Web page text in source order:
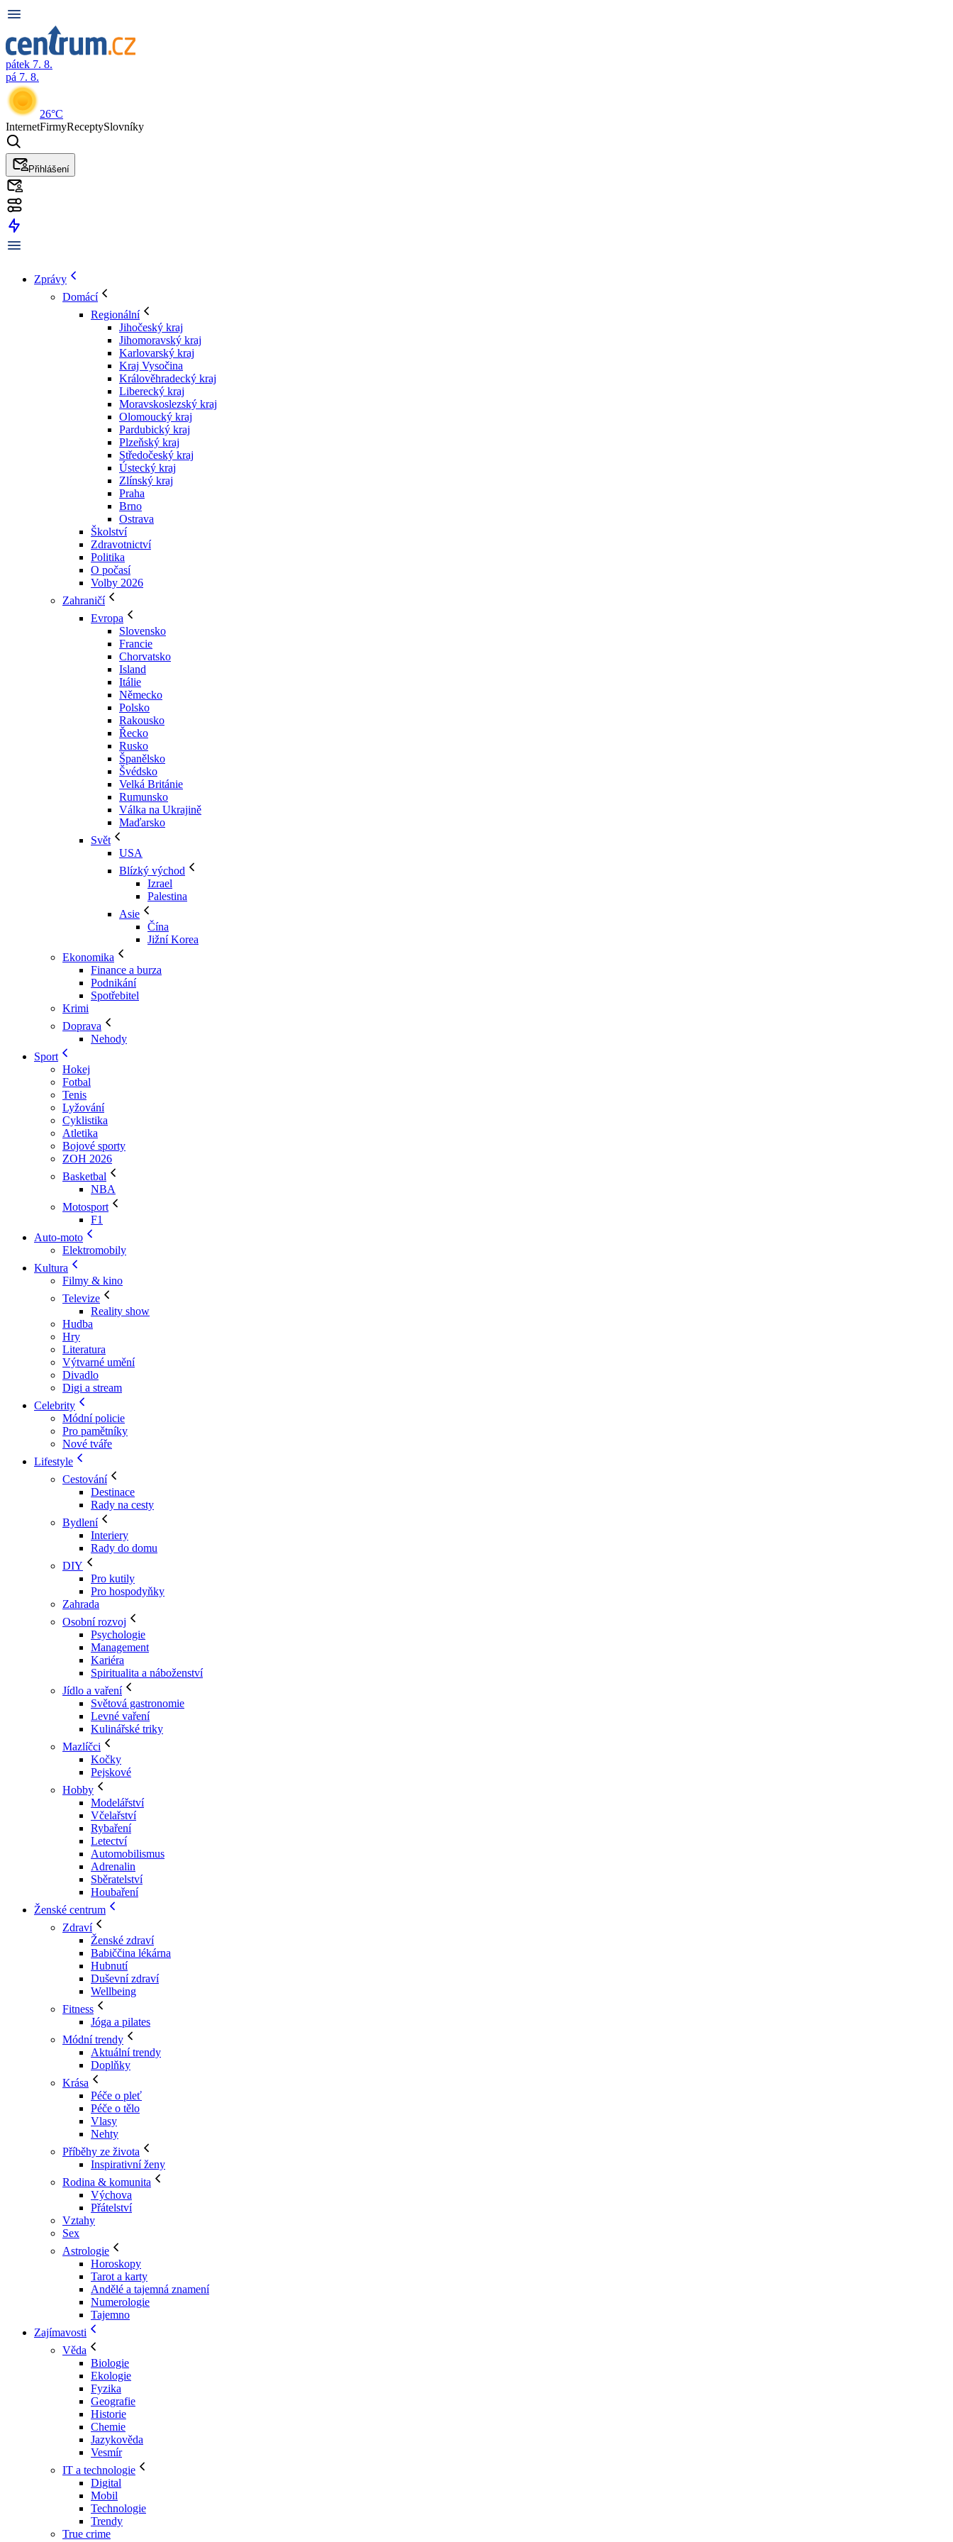
pátek 7. 8.
pá 7. 8.
26°C
InternetFirmyReceptySlovníky
Přihlášení
Zprávy
Domácí
Regionální
Jihočeský kraj
Jihomoravský kraj
Karlovarský kraj
Kraj Vysočina
Králověhradecký kraj
Liberecký kraj
Moravskoslezský kraj
Olomoucký kraj
Pardubický kraj
Plzeňský kraj
Středočeský kraj
Ústecký kraj
Zlínský kraj
Praha
Brno
Ostrava
Školství
Zdravotnictví
Politika
O počasí
Volby 2026
Zahraničí
Evropa
Slovensko
Francie
Chorvatsko
Island
Itálie
Německo
Polsko
Rakousko
Řecko
Rusko
Španělsko
Švédsko
Velká Británie
Rumunsko
Válka na Ukrajině
Maďarsko
Svět
USA
Blízký východ
Izrael
Palestina
Asie
Čína
Jižní Korea
Ekonomika
Finance a burza
Podnikání
Spotřebitel
Krimi
Doprava
Nehody
Sport
Hokej
Fotbal
Tenis
Lyžování
Cyklistika
Atletika
Bojové sporty
ZOH 2026
Basketbal
NBA
Motosport
F1
Auto-moto
Elektromobily
Kultura
Filmy & kino
Televize
Reality show
Hudba
Hry
Literatura
Výtvarné umění
Divadlo
Digi a stream
Celebrity
Módní policie
Pro pamětníky
Nové tváře
Lifestyle
Cestování
Destinace
Rady na cesty
Bydlení
Interiery
Rady do domu
DIY
Pro kutily
Pro hospodyňky
Zahrada
Osobní rozvoj
Psychologie
Management
Kariéra
Spiritualita a náboženství
Jídlo a vaření
Světová gastronomie
Levné vaření
Kulinářské triky
Mazlíčci
Kočky
Pejskové
Hobby
Modelářství
Včelařství
Rybaření
Letectví
Automobilismus
Adrenalin
Sběratelství
Houbaření
Ženské centrum
Zdraví
Ženské zdraví
Babiččina lékárna
Hubnutí
Duševní zdraví
Wellbeing
Fitness
Jóga a pilates
Módní trendy
Aktuální trendy
Doplňky
Krása
Péče o pleť
Péče o tělo
Vlasy
Nehty
Příběhy ze života
Inspirativní ženy
Rodina & komunita
Výchova
Přátelství
Vztahy
Sex
Astrologie
Horoskopy
Tarot a karty
Andělé a tajemná znamení
Numerologie
Tajemno
Zajímavosti
Věda
Biologie
Ekologie
Fyzika
Geografie
Historie
Chemie
Jazykověda
Vesmír
IT a technologie
Digital
Mobil
Technologie
Trendy
True crime